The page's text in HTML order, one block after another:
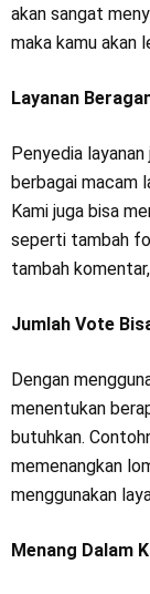
akan sangat
maka kamu akan
Layanan
Penyedia
berbagai macam
Kami juga bisa
seperti tambah
tambah
Jumlah Vote
Dengan
menentukan
butuhkan.
memenangkan
menggunakan
Menang Dalam